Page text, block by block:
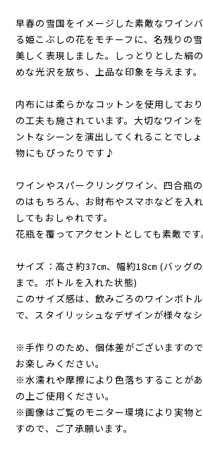
早春の雪国をイメージした素敵なワイン
る姫こぶしの花をモチーフに、名残りの
美しく表現しました。しっとりとした絹
めな光沢を放ち、上品な印象を与えます。
内布には柔らかなコットンを使用してお
の工夫も施されています。大切なワイン
ントなシーンを演出してくれることでし
物にもぴったりです♪
ワインやスパークリングワイン、四合瓶
のはもちろん、お財布やスマホなどを入
してもおしゃれです。
花瓶を覆ってアクセントとしても素敵です
サイズ：高さ約37㎝、幅約18㎝ (バッグ
まで。ボトルを入れた状態)
このサイズ感は、飲みごろのワインボト
で、スタイリッシュなデザインが様々なシ
※手作りのため、個体差がございますの
お楽しみください。
※水濡れや摩擦により色落ちすることが
の上ご使用ください。
※画像はご覧のモニター環境により実物
すので、ご了承願います。